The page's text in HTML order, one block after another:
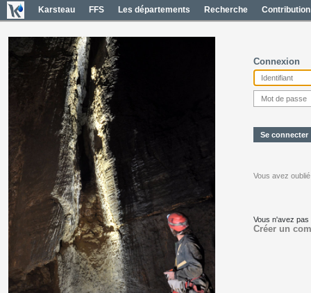
Karsteau FFS Les départements Recherche Contribution
Connexion
Vous avez
Vous n'avez
Créer un